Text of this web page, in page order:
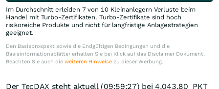
Im Durchschnitt erleiden 7 von 10 Kleinanlegern Verluste beim
Handel mit Turbo-Zertifikaten. Turbo-Zertifikate sind hoch
risikoreiche Produkte und nicht für langfristige Anlagestrategien
geeignet.
Den Basisprospekt sowie die Endgültigen Bedingungen und die
Basisinformationsblätter erhalten Sie bei Klick auf das Disclaimer Dokument.
Beachten Sie auch die weiteren Hinweise zu dieser Werbung.
Der TecDAX steht aktuell (09:59:27) bei 4.043,80 PKT